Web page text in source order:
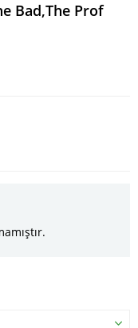
Bad,The Prof